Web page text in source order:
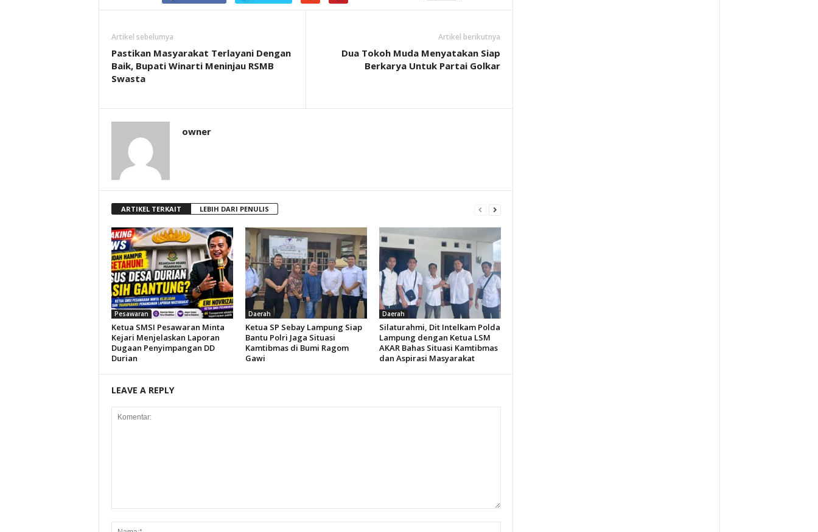
Artikel sebelumya
Pastikan Masyarakat Terlayani Dengan
Baik, Bupati Winarti Meninjau RSMB
Swasta
Artikel berikutnya
Dua Tokoh Muda Menyatakan Siap
Berkarya Untuk Partai Golkar
owner
ARTIKEL TERKAIT LEBIH DARI PENULIS
Pesawaran
Ketua SMSI Pesawaran Minta
Kejari Menjelaskan Laporan
Dugaan Penyimpangan DD
Durian
Daerah
Ketua SP Sebay Lampung Siap
Bantu Polri Jaga Situasi
Kamtibmas di Bumi Ragom
Gawi
Daerah
Silaturahmi, Dit Intelkam Polda
Lampung dengan Ketua LSM
AKAR Bahas Situasi Kamtibmas
dan Aspirasi Masyarakat
LEAVE A REPLY